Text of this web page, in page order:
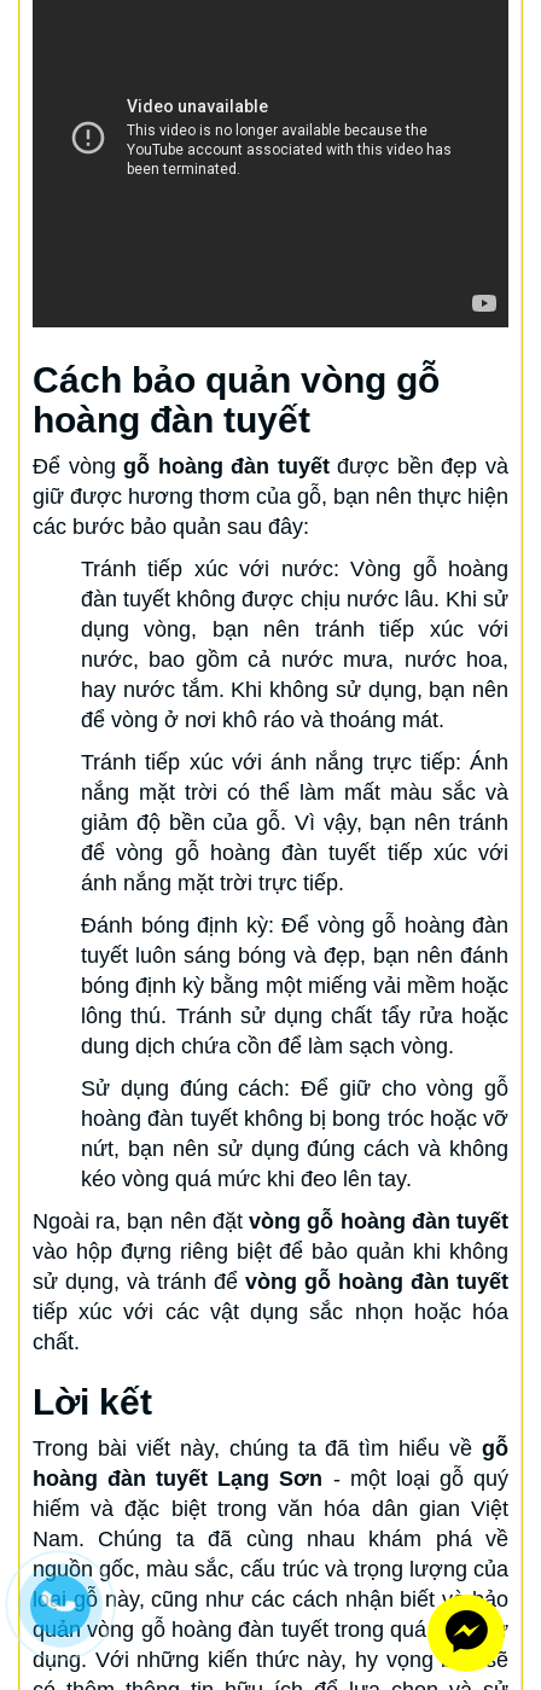
Cách bảo quản vòng gỗ
hoàng đàn tuyết
Để vònggỗ hoàng đàn tuyếtđược bền đẹp và
giữ được hương thơm của gỗ, bạn nên thực hiện
các bước bảo quản sau đây:
Tránh tiếp xúc với nước: Vòng gỗ hoàng
đàn tuyết không được chịu nước lâu. Khi sử
dụng vòng, bạn nên tránh tiếp xúc với
nước, bao gồm cả nước mưa, nước hoa,
hay nước tắm. Khi không sử dụng, bạn nên
để vòng ở nơi khô ráo và thoáng mát.
Tránh tiếp xúc với ánh nắng trực tiếp: Ánh
nắng mặt trời có thể làm mất màu sắc và
giảm độ bền của gỗ. Vì vậy, bạn nên tránh
để vòng gỗ hoàng đàn tuyết tiếp xúc với
ánh nắng mặt trời trực tiếp.
Đánh bóng định kỳ: Để vòng gỗ hoàng đàn
tuyết luôn sáng bóng và đẹp, bạn nên đánh
bóng định kỳ bằng một miếng vải mềm hoặc
lông thú. Tránh sử dụng chất tẩy rửa hoặc
dung dịch chứa cồn để làm sạch vòng.
Sử dụng đúng cách: Để giữ cho vòng gỗ
hoàng đàn tuyết không bị bong tróc hoặc vỡ
nứt, bạn nên sử dụng đúng cách và không
kéo vòng quá mức khi đeo lên tay.
Ngoài ra, bạn nên đặtvòng gỗ hoàng đàn tuyết
vào hộp đựng riêng biệt để bảo quản khi không
sử dụng, và tránh để vòng gỗ hoàng đàn tuyết
tiếp xúc với các vật dụng sắc nhọn hoặc hóa
chất.
Lời kết
Trong bài viết này, chúng ta đã tìm hiểu về gỗ
hoàng đàn tuyết Lạng Sơn - một loại gỗ quý
hiếm và đặc biệt trong văn hóa dân gian Việt
Nam. Chúng ta đã cùng nhau khám phá về
nguồn gốc, màu sắc, cấu trúc và trọng lượng của
loại gỗ này, cũng như các cách nhận biết và bảo
quản vòng gỗ hoàng đàn tuyết trong quá trình sử
dụng. Với những kiến thức này, hy vọng bạn sẽ